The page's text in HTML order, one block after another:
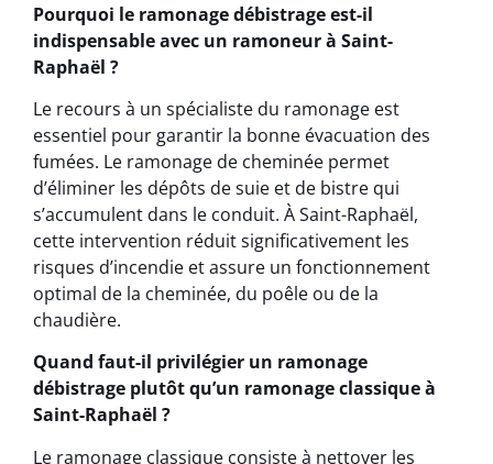
Pourquoi le ramonage débistrage est-il
indispensable avec un ramoneur à Saint-
Raphaël ?
Le recours à un spécialiste du ramonage est
essentiel pour garantir la bonne évacuation des
fumées. Le ramonage de cheminée permet
d’éliminer les dépôts de suie et de bistre qui
s’accumulent dans le conduit. À Saint-Raphaël,
cette intervention réduit significativement les
risques d’incendie et assure un fonctionnement
optimal de la cheminée, du poêle ou de la
chaudière.
Quand faut-il privilégier un ramonage
débistrage plutôt qu’un ramonage classique à
Saint-Raphaël ?
Le ramonage classique consiste à nettoyer les